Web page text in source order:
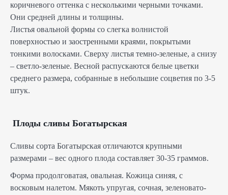
коричневого оттенка с несколькими черными точками.
Они средней длины и толщины.
Листья овальной формы со слегка волнистой
поверхностью и заостренными краями, покрытыми
тонкими волосками. Сверху листья темно-зеленые, а снизу
– светло-зеленые. Весной распускаются белые цветки
среднего размера, собранные в небольшие соцветия по 3-5
штук.
Плоды сливы Богатырская
Сливы сорта Богатырская отличаются крупными
размерами – вес одного плода составляет 30-35 граммов.
Форма продолговатая, овальная. Кожица синяя, с
восковым налетом. Мякоть упругая, сочная, зеленовато-